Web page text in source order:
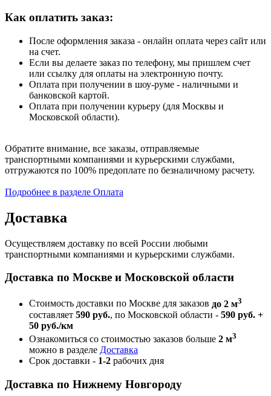
Как оплатить заказ:
После оформления заказа - онлайн оплата через сайт или
на счет.
Если вы делаете заказ по телефону, мы пришлем счет
или ссылку для оплаты на электронную почту.
Оплата при получении в шоу-руме - наличными и
банковской картой.
Оплата при получении курьеру (для Москвы и
Московской области).
Обратите внимание, все заказы, отправляемые
транспортными компаниями и курьерскими службами,
отгружаются по 100% предоплате по безналичному расчету.
Подробнее в разделе Оплата
Доставка
Осуществляем доставку по всей России любыми
транспортными компаниями и курьерскими службами.
Доставка по Москве и Московской области
Стоимость доставки по Москве для заказов до 2 м3
составляет 590 руб., по Московской области - 590 руб. +
50 руб./км
Ознакомиться со стоимостью заказов больше 2 м3
можно в разделе Доставка
Срок доставки - 1-2 рабочих дня
Доставка по Нижнему Новгороду